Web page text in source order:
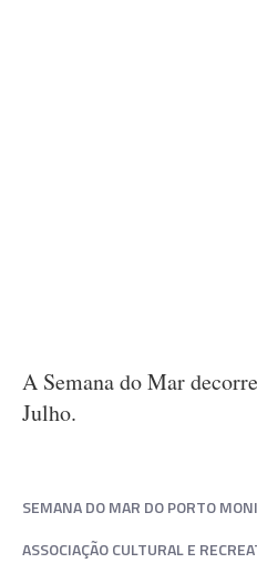
A Semana do Mar
Julho.
SEMANA DO MAR DO PORTO
ASSOCIAÇÃO CULTURAL E